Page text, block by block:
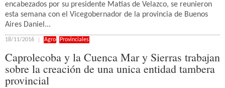
encabezados por su presidente Matias de Velazco, se reunieron
esta semana con el Vicegobernador de la provincia de Buenos
Aires Daniel...
18/11/2016 Agro, Provinciales
Caprolecoba y la Cuenca Mar y Sierras trabajan
sobre la creación de una unica entidad tambera
provincial